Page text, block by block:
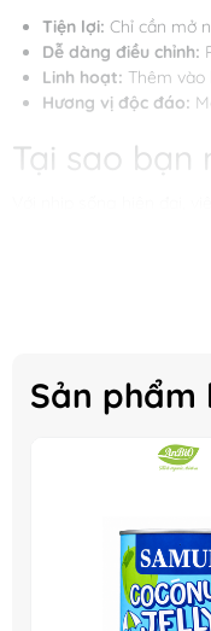
Tiện lợi: Chỉ cần mở
Dễ dàng điều chỉnh:
Linh hoạt: Thêm
Hương vị độc đáo:
Tại sao bạn
Hướng dẫn
Ăn trực tiếp như một
Sử dụng làm
Trang trí các món
Hướng dẫn
Thạch Dừa Samui
Sản phẩm